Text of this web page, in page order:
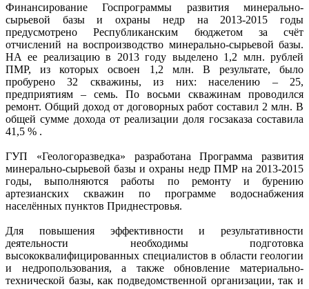
Финансирование Госпрограммы развития минерально-
сырьевой базы и охраны недр на 2013-2015 годы
предусмотрено Республиканским бюджетом за счёт
отчислений на воспроизводство минерально-сырьевой базы.
НА ее реализацию в 2013 году выделено 1,2 млн. рублей
ПМР, из которых освоен 1,2 млн. В результате, было
пробурено 32 скважины, из них: населению – 25,
предприятиям – семь. По восьми скважинам проводился
ремонт. Общий доход от договорных работ составил 2 млн. В
общей сумме дохода от реализации доля госзаказа составила
41,5 % .
ГУП «Геологоразведка» разработана Программа развития
минерально-сырьевой базы и охраны недр ПМР на 2013-2015
годы, выполняются работы по ремонту и бурению
артезианских скважин по программе водоснабжения
населённых пунктов Приднестровья.
Для повышения эффективности и результативности
деятельности необходимы подготовка
высококвалифицированных специалистов в области геологии
и недропользования, а также обновление материально-
технической базы, как подведомственной организации, так и